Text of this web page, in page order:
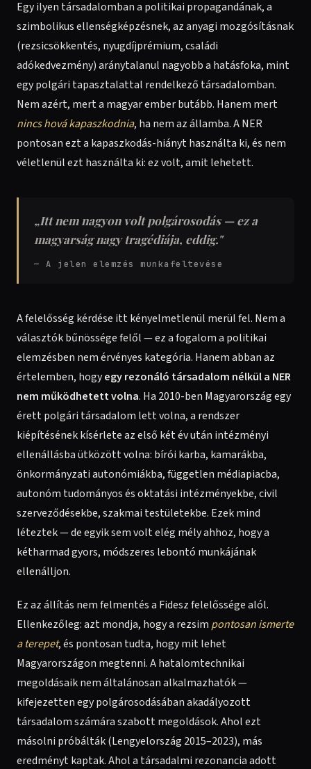
Egy ilyen társadalomban a politikai propagandának, a
szimbolikus ellenségképzésnek, az anyagi mozgósításnak
(rezsicsökkentés, nyugdíjprémium, családi
adókedvezmény) aránytalanul nagyobb a hatásfoka, mint
egy polgári tapasztalattal rendelkező társadalomban.
Nem azért, mert a magyar ember butább. Hanem mert
nincs hová kapaszkodnia, ha nem az államba. A NER
pontosan ezt a kapaszkodás-hiányt használta ki, és nem
véletlenül ezt használta ki: ez volt, amit lehetett.
„Itt nem nagyon volt polgárosodás — ez a
magyarság nagy tragédiája, eddig."
— A jelen elemzés munkafeltevése
A felelősség kérdése itt kényelmetlenül merül fel. Nem a
választók bűnössége felől — ez a fogalom a politikai
elemzésben nem érvényes kategória. Hanem abban az
értelemben, hogyegy rezonáló társadalom nélkül a NER
nem működhetett volna. Ha 2010-ben Magyarország egy
érett polgári társadalom lett volna, a rendszer
kiépítésének kísérlete az első két év után intézményi
ellenállásba ütközött volna: bírói karba, kamarákba,
önkormányzati autonómiákba, független médiapiacba,
autonóm tudományos és oktatási intézményekbe, civil
szerveződésekbe, szakmai testületekbe. Ezek mind
léteztek — de egyik sem volt elég mély ahhoz, hogy a
kétharmad gyors, módszeres lebontó munkájának
ellenálljon.
Ez az állítás nem felmentés a Fidesz felelőssége alól.
Ellenkezőleg: azt mondja, hogy a rezsim pontosan ismerte
a terepet, és pontosan tudta, hogy mit lehet
Magyarországon megtenni. A hatalomtechnikai
megoldásaik nem általánosan alkalmazhatók —
kifejezetten egy polgárosodásában akadályozott
társadalom számára szabott megoldások. Ahol ezt
másolni próbálták (Lengyelország 2015–2023), más
eredményt kaptak. Ahol a társadalmi rezonancia adott